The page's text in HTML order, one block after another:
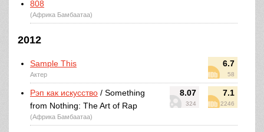
808
(Африка Бамбаатаа)
2012
6.7
58
Sample This
Актер
8.07
324
7.1
2246
Рэп как искусство / Something
from Nothing: The Art of Rap
(Африка Бамбаатаа)